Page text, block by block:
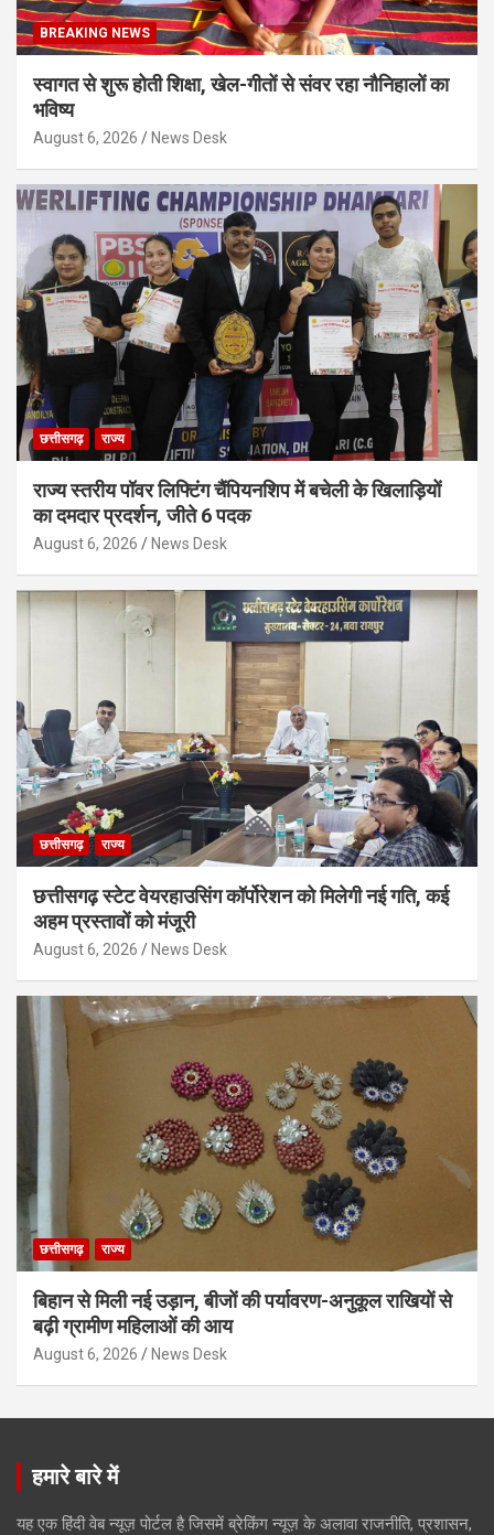
BREAKING NEWS
स्वागत से शुरू होती शिक्षा, खेल-गीतों से संवर रहा नौनिहालों का
भविष्य
August 6, 2026 News Desk
छत्तीसगढ़ राज्य
राज्य स्तरीय पॉवर लिफ्टिंग चैंपियनशिप में बचेली के खिलाड़ियों
का दमदार प्रदर्शन, जीते 6 पदक
August 6, 2026 News Desk
छत्तीसगढ़ राज्य
छत्तीसगढ़ स्टेट वेयरहाउसिंग कॉर्पोरेशन को मिलेगी नई गति, कई
अहम प्रस्तावों को मंजूरी
August 6, 2026 News Desk
छत्तीसगढ़ राज्य
बिहान से मिली नई उड़ान, बीजों की पर्यावरण-अनुकूल राखियों से
बढ़ी ग्रामीण महिलाओं की आय
August 6, 2026 News Desk
हमारे बारे में
यह एक हिंदी वेब न्यूज़ पोर्टल है जिसमें ब्रेकिंग न्यूज़ के अलावा राजनीति, प्रशासन,